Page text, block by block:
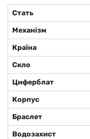
Стать
Механізм
Країна
Скло
Циферблат
Корпус
Браслет
Водозахист